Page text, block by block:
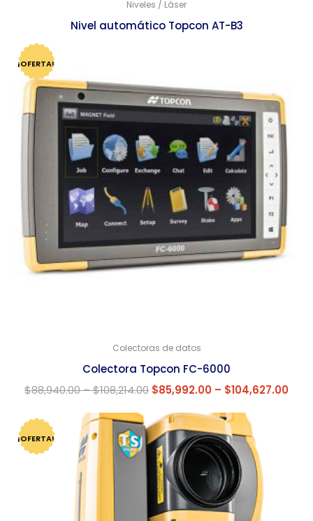
Niveles / Láser
Nivel automático Topcon AT-B3
¡OFERTA!
Colectoras de datos
Colectora Topcon FC-6000
$88,940.00–$108,214.00 $85,992.00 – $104,627.00
¡OFERTA!